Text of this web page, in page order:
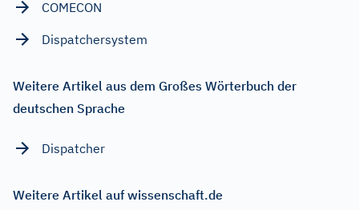
COMECON
Dispatchersystem
Weitere Artikel aus dem Großes Wörterbuch der
deutschen Sprache
Dispatcher
Weitere Artikel auf wissenschaft.de